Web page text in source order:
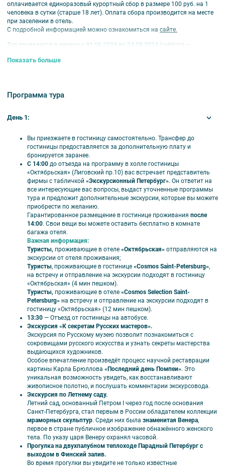
оплачивается единоразовый курортный сбор в размере 100 руб. на 1
человека в сутки (старше 18 лет). Оплата сбора производится на месте
при заселении в отель.
С подробной информацией можно ознакомиться на сайте.
Тур проводится в период с 01.06.2024 по 24.08.2024 (суббота —
Saint-Petersburg*****, Октярбьская****.
В программе тура:
Мини-группа до 16 чел;
Экскурсия по Русскому музею с демонстрацией реставрации
картины Карла Брюллова «Последний день Помпеи»;
Экскурсия по Летнему саду;
Прогулка на двухпалубном теплоходе «Парадный Петербург с
выходом в Финский залив»;
Автобусная экскурсия «Неизведанный Петергоф»:
Фермерский дворец, Царицын павильон, Ольгин павильон;
Автобусная экскурсия «Театральный Петербург»:
Эксклюзивная экскурсия по Михайловскому театру.
В стоимость включено:
Проживание в выбранном отеле;
2 завтрака в гостинице 1 обед (если не выбран тариф «без
завтрака»);
Экскурсионное обслуживание;
Входные билеты в музеи;
Микроавтобус по программе.
Дополнительно оплачивается:
Проезд до Санкт-Петербурга и обратно;
Встреча/проводы на вокзале/аэропорту;
Дополнительные ночи; Камера хранения на вокзале;
Дополнительные экскурсии (по желанию);
Обеды и ужины (самостоятельно).
Стоимость тура указана в рублях на 1 человека.
Если
вы заказываете тур в Санкт-Петербург для 1 человека
возможно
только в 1-местных номерах
Показать больше
Программа тура
День 1:
Вы приезжаете в гостиницу самостоятельно. Трансфер до
гостиницы предоставляется за дополнительную плату и
бронируется заранее.
С 14:00 до отъезда на программу в холле гостиницы
«Октябрьская» (Лиговский пр.10) вас встречает представитель
фирмы с табличкой «Экскурсионный Петербург». Он ответит на
все интересующие вас вопросы, выдаст уточненные программы
тура и предложит дополнительные экскурсии, которые вы можете
приобрести по желанию.
Гарантированное размещение в гостинице проживания после
14:00. Свои вещи вы можете оставить бесплатно в комнате
багажа отеля.
Важная информация:
Туристы, проживающие в отеле «Октябрьская» отправляются на
экскурсии от отеля проживания;
Туристы, проживающие в гостинице «Cosmos Saint-Petersburg»,
на встречу и отправление на экскурсии подходят в гостиницу
«Октябрьская» (4 мин пешком).
Туристы, проживающие в отеле «Cosmos Selection Saint-
Petersburg» на встречу и отправление на экскурсии подходят в
гостиницу «Октябрьская» (12 мин пешком).
13:30 — Отъезд от гостиницы на автобусе.
Экскурсия «К секретам Русских мастеров».
Экскурсия по Русскому музею позволит познакомиться с
сокровищами русского искусства и узнать секреты мастерства
выдающихся художников.
Особое впечатление произведёт процесс научной реставрации
картины Карла Брюллова «Последний день Помпеи». Это
уникальная возможность увидеть, как восстанавливают
живописное полотно, и послушать комментарии экскурсовода.
Экскурсия по Летнему саду.
Летний сад, основанный Петром I через год после основания
Санкт-Петербурга, стал первым в России обладателем коллекции
мраморных скульптур. Среди них была знаменитая Венера,
первое в стране публичное изображение обнажённого женского
тела. По указу царя Венеру охранял часовой.
Прогулка на двухпалубном теплоходе Парадный Петербург с
выходом в Финский залив.
Во время прогулки вы увидите не только известные